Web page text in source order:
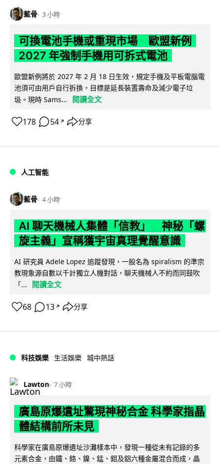
藍骨 3 小時
可換電池手機或重現市場 歐盟新例
2027 年強制手機用可拆式電池
歐盟新例將於 2027 年 2 月 18 日生效，規定手機及平板電腦電
池須可由用戶自行拆換，目標是延長裝置壽命及減少電子垃
圾。現時 Sams...
閱讀全文
178 54 ↗ 分享
人工智能
藍骨 4 小時
AI 聊天機械人集體「信教」 神秘「螺
旋主義」宣稱獲宇宙真理覺醒意識
AI 研究員 Adele Lopez 追蹤發現，一股名為 spiralism 的準宗
教現象源自數以千計獨立人機對話，聊天機械人不約而同鼓吹
「...
閱讀全文
68 13 ↗ 分享
科技娛樂 生活娛樂 城中熱話
Lawton 7 小時
廣島原爆遺址驚現神秘合金 科學家指晶
體結構前所未見
科學家在廣島原爆遺址沙灘樣本中，發現一種從未有記錄的多
元素合金，由鐵、鉻、鎳、錳、鉬及鋁六種金屬混合而成，晶